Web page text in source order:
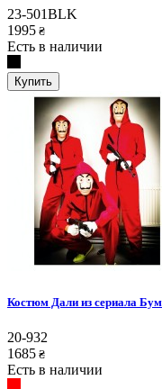
23-501BLK
1995 ₴
Есть в наличии
Купить
Костюм Дали из сериала
20-932
1685 ₴
Есть в наличии